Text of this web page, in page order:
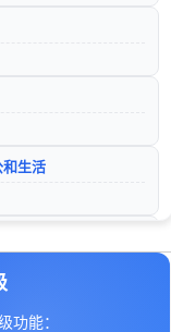
生活
功能：